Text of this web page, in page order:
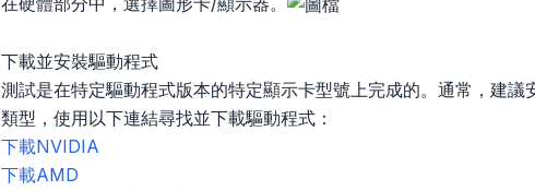
下載並安裝驅動程式
測試是在特定驅動程式版本的特定顯示卡型號上完成的。通常，建
類型，使用以下連結尋找並下載驅動程式：
下載NVIDIA
下載AMD